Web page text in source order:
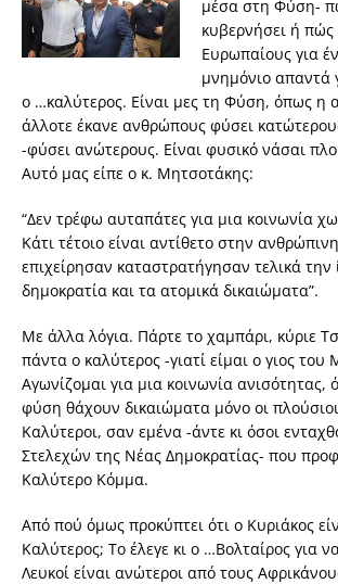
μέσα στη Φύση-
κυβερνήσει ή πώς
Ευρωπαίους για
μνημόνιο απαντά
ο …καλύτερος. Είναι μες τη Φύση, όπως η
άλλοτε έκανε ανθρώπους φύσει
-φύσει ανώτερους. Είναι φυσικό νάσαι
Αυτό μας είπε ο κ. Μητσοτάκης:
“Δεν τρέφω αυταπάτες για μια κοινωνία
Κάτι τέτοιο είναι αντίθετο στην
επιχείρησαν καταστρατήγησαν τελικά την
δημοκρατία και τα ατομικά δικαιώματα”.
Με άλλα λόγια. Πάρτε το χαμπάρι, κύριε
πάντα ο καλύτερος -γιατί είμαι ο γιος
Αγωνίζομαι για μια κοινωνία ανισότητας,
φύση θάχουν δικαιώματα μόνο οι
Καλύτεροι, σαν εμένα -άντε κι όσοι
Στελεχών της Νέας Δημοκρατίας- που
Καλύτερο Κόμμα.
Από πού όμως προκύπτει ότι ο Κυριάκος
Καλύτερος; Το έλεγε κι ο …Βολταίρος για
Λευκοί είναι ανώτεροι από τους